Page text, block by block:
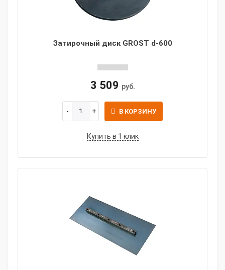
Затирочный диск GROST d-600
3 509 руб.
В КОРЗИНУ
Купить в 1 клик